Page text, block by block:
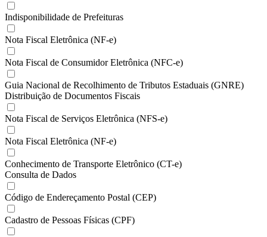
Indisponibilidade de Prefeituras
Nota Fiscal Eletrônica (NF-e)
Nota Fiscal de Consumidor Eletrônica (NFC-e)
Guia Nacional de Recolhimento de Tributos Estaduais (GNRE)
Distribuição de Documentos Fiscais
Nota Fiscal de Serviços Eletrônica (NFS-e)
Nota Fiscal Eletrônica (NF-e)
Conhecimento de Transporte Eletrônico (CT-e)
Consulta de Dados
Código de Endereçamento Postal (CEP)
Cadastro de Pessoas Físicas (CPF)